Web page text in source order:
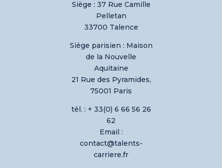
Siège : 37 Rue Camille
Pelletan
33700 Talence
Siège parisien : Maison
de la Nouvelle
Aquitaine
21 Rue des Pyramides,
75001 Paris
tél. : + 33(0) 6 66 56 26
62
Email :
contact@talents-
carriere.fr